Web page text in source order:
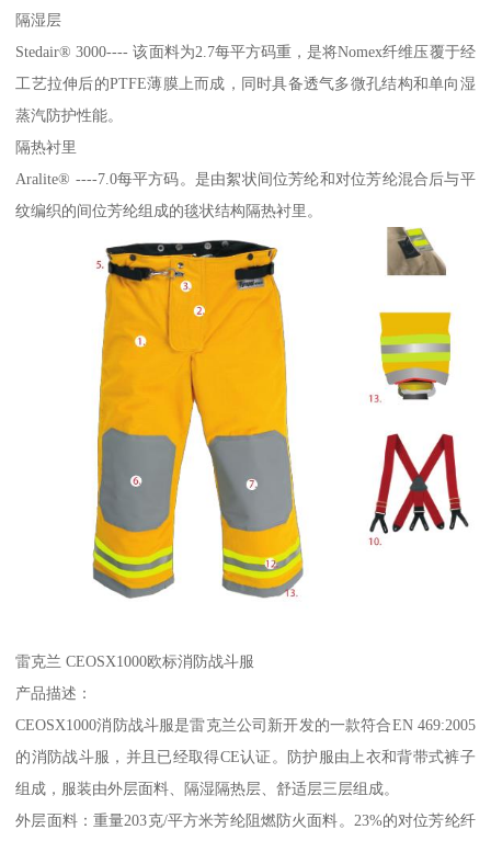
隔湿层
Stedair® 3000---- 该面料为2.7每平方码重，是将Nomex纤维压覆于经
工艺拉伸后的PTFE薄膜上而成，同时具备透气多微孔结构和单向湿
蒸汽防护性能。
隔热衬里
Aralite® ----7.0每平方码。是由絮状间位芳纶和对位芳纶混合后与平
纹编织的间位芳纶组成的毯状结构隔热衬里。
雷克兰 CEOSX1000欧标消防战斗服
产品描述：
CEOSX1000消防战斗服是雷克兰公司新开发的一款符合EN 469:2005
的消防战斗服，并且已经取得CE认证。防护服由上衣和背带式裤子
组成，服装由外层面料、隔湿隔热层、舒适层三层组成。
外层面料：重量203克/平方米芳纶阻燃防火面料。23%的对位芳纶纤